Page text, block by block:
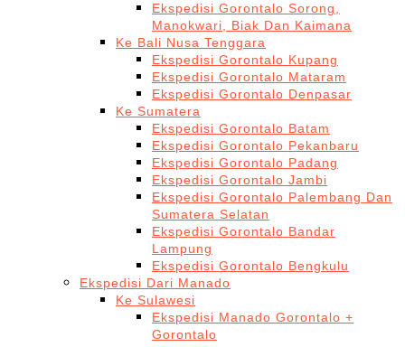
Ekspedisi Gorontalo Sorong,
Manokwari, Biak Dan Kaimana
Ke Bali Nusa Tenggara
Ekspedisi Gorontalo Kupang
Ekspedisi Gorontalo Mataram
Ekspedisi Gorontalo Denpasar
Ke Sumatera
Ekspedisi Gorontalo Batam
Ekspedisi Gorontalo Pekanbaru
Ekspedisi Gorontalo Padang
Ekspedisi Gorontalo Jambi
Ekspedisi Gorontalo Palembang Dan
Sumatera Selatan
Ekspedisi Gorontalo Bandar
Lampung
Ekspedisi Gorontalo Bengkulu
Ekspedisi Dari Manado
Ke Sulawesi
Ekspedisi Manado Gorontalo +
Gorontalo